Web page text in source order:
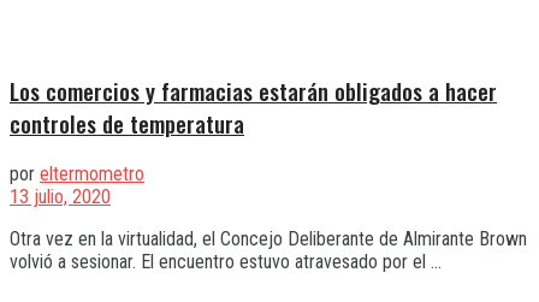
Los comercios y farmacias estarán obligados a hacer
controles de temperatura
por eltermometro
13 julio, 2020
Otra vez en la virtualidad, el Concejo Deliberante de Almirante Brown
volvió a sesionar. El encuentro estuvo atravesado por el ...